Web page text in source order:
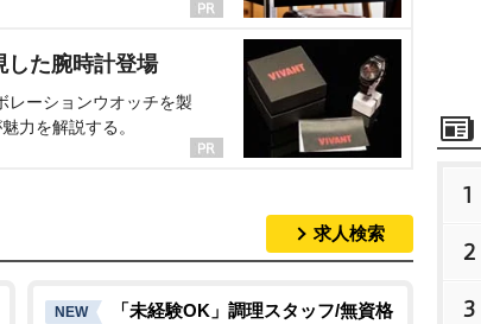
した腕時計登場
レーションウオッチを製
力を解説する。
求人検索
NEW
「未経験OK」調理スタッフ/無資格
1
2
3